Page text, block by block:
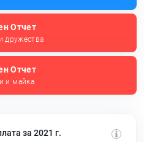
Отчет
дружества
Отчет
и майка
за 2021 г.